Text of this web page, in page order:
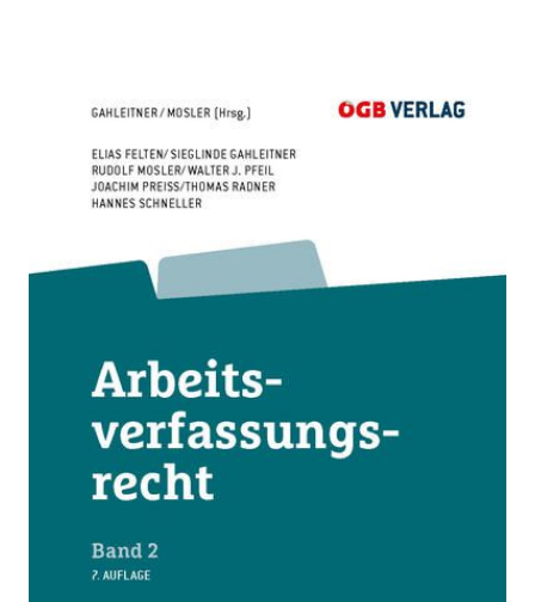
Arbeitsverfassungsrecht Bd 2
Zur Wunschliste hinzufügen
Kollektive Rechtsgestaltung, allgemeine
Bestimmungen und Organisationsrecht
,Thomas Radner,Elias Felten
Verlag: ÖGB Verlag 26.05.2026
Buch